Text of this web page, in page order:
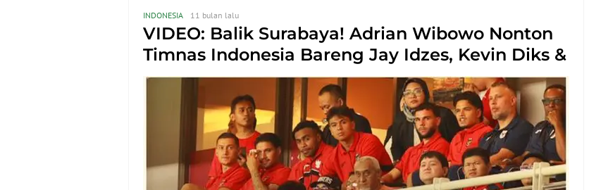
INDONESIA 11 bulan lalu
VIDEO: Balik Surabaya! Adrian Wibowo Nonton
Timnas Indonesia Bareng Jay Idzes, Kevin Diks &
Calvin Verdonk